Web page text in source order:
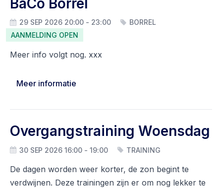
29 SEP 2026 20:00 - 23:00
BORREL
AANMELDING OPEN
Meer info volgt nog. xxx
Meer informatie
Overgangstraining Woensdag
30 SEP 2026 16:00 - 19:00 TRAINING
De dagen worden weer korter, de zon begint te
verdwijnen. Deze trainingen zijn er om nog lekker te